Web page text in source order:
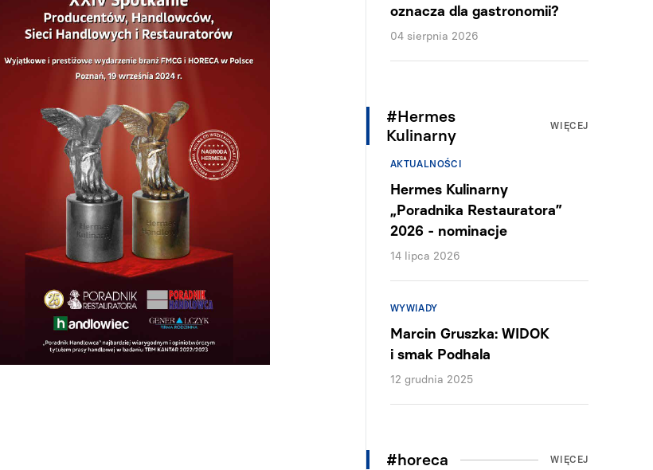
oznacza dla gastronomii?
04 sierpnia 2026
#Hermes
Kulinarny
WIĘCEJ
AKTUALNOŚCI
Hermes Kulinarny
„Poradnika Restauratora”
2026 - nominacje
14 lipca 2026
WYWIADY
Marcin Gruszka: WIDOK
i smak Podhala
12 grudnia 2025
#horeca WIĘCEJ